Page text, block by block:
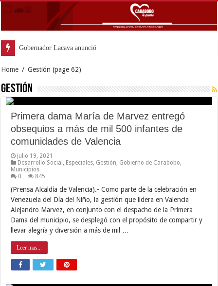
Gobernador Lacava anunció colocación de m
Home / Gestión (page 62)
Gestión
Primera dama María de Marvez entregó
obsequios a más de mil 500 infantes de
comunidades de Valencia
julio 19, 2021
Desarrollo Social
Especiales Gestión Gobierno de Carabobo
Municipios
0
845
(Prensa Alcaldía de Valencia).- Como parte de la celebración en
Venezuela del Día del Niño, la gestión que lidera en Valencia
Alejandro Marvez, en conjunto con el despacho de la Primera
Dama del municipio, se desplegó con el propósito de compartir y
llevar alegría y diversión a más de mil …
Leer mas...